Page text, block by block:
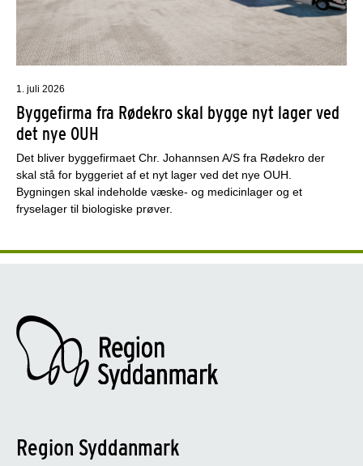
1. juli 2026
Byggefirma fra Rødekro skal bygge nyt lager ved
det nye OUH
Det bliver byggefirmaet Chr. Johannsen A/S fra Rødekro der
skal stå for byggeriet af et nyt lager ved det nye OUH.
Bygningen skal indeholde væske- og medicinlager og et
fryselager til biologiske prøver.
Region Syddanmark